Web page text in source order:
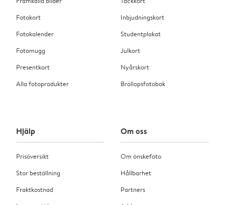
Fotokort
Fotokalender
Fotomugg
Presentkort
Alla fotoprodukter
Inbjudningskort
Studentplakat
Julkort
Nyårskort
Bröllopsfotobok
Hjälp
Prisöversikt
Stor beställning
Fraktkostnad
Om oss
Om önskefoto
Hållbarhet
Partners